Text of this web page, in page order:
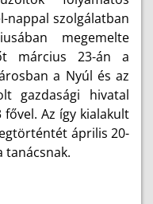
nappal szolgálatban
megemelte
március 23-án a
a Nyúl és az
gazdasági hivatal
Az így kialakult
április 20-
tanácsnak.